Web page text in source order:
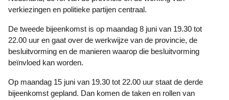
verkiezingen en politieke partijen centraal.
De tweede bijeenkomst is op maandag 8 juni van 19.30 tot
22.00 uur en gaat over de werkwijze van de provincie, de
besluitvorming en de manieren waarop die besluitvorming
beïnvloed kan worden.
Op maandag 15 juni van 19.30 tot 22.00 uur staat de derde
bijeenkomst gepland. Dan komen de taken en rollen van